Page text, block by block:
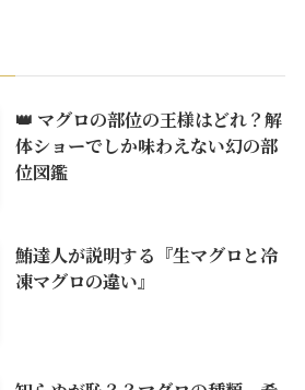
👑 マグロの部位の王様はどれ？解
体ショーでしか味わえない幻の部
位図鑑
鮪達人が説明する『生マグロと冷
凍マグロの違い』